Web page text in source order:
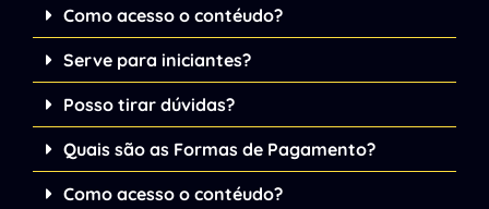
Como acesso o contéudo?
Serve para iniciantes?
Posso tirar dúvidas?
Quais são as Formas de Pagamento?
Como acesso o contéudo?